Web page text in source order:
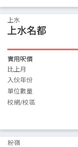
上水
上水名都
實用呎價
比上月
入伙年份
單位數量
校網/校區
粉嶺